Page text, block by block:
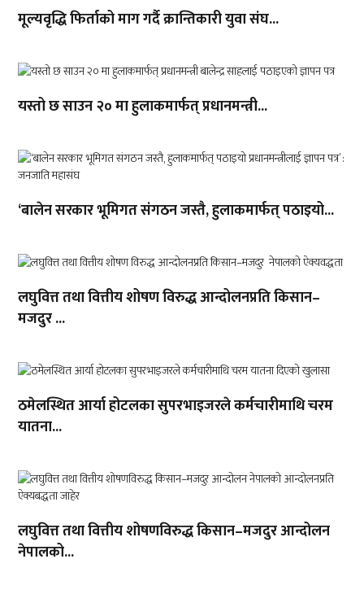
मूल्यवृद्धि फिर्ताको माग गर्दै क्रान्तिकारी युवा संघ...
यस्तो छ साउन २० मा हुलाकमार्फत् प्रधानमन्त्री...
‘बालेन सरकार भूमिगत संगठन जस्तै, हुलाकमार्फत् पठाइयो...
लघुवित्त तथा वित्तीय शोषण विरुद्ध आन्दोलनप्रति किसान–
मजदुर ...
ठमेलस्थित आर्या होटलका सुपरभाइजरले कर्मचारीमाथि चरम
यातना...
लघुवित्त तथा वित्तीय शोषणविरुद्ध किसान–मजदुर आन्दोलन
नेपालको...